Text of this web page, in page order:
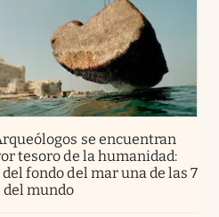
se encuentran
tesoro de la humanidad:
fondo del mar una de las 7
mundo